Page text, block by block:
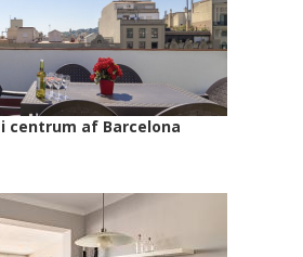
centrum af Barcelona